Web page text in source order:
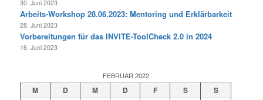
30. Juni 2023
Arbeits-Workshop 28.06.2023: Mentoring und Erklärbarkeit
28. Juni 2023
Vorbereitungen für das INVITE-ToolCheck 2.0 in 2024
16. Juni 2023
FEBRUAR 2022
M D M D F S S